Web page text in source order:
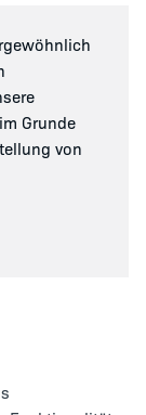
Grunde
von